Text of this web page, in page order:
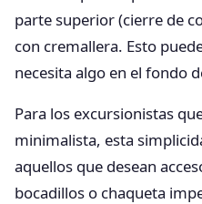
parte superior (cierre de
con cremallera. Esto
necesita algo en el fondo
Para los excursionistas
minimalista, esta
aquellos que desean
bocadillos o chaqueta